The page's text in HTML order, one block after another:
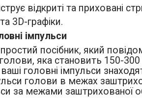
відкриті та приховані
3D-графіки.
імпульси
простий посібник, який
яка становить 150-300
головні імпульси
голови в межах
за межами заштрихованої